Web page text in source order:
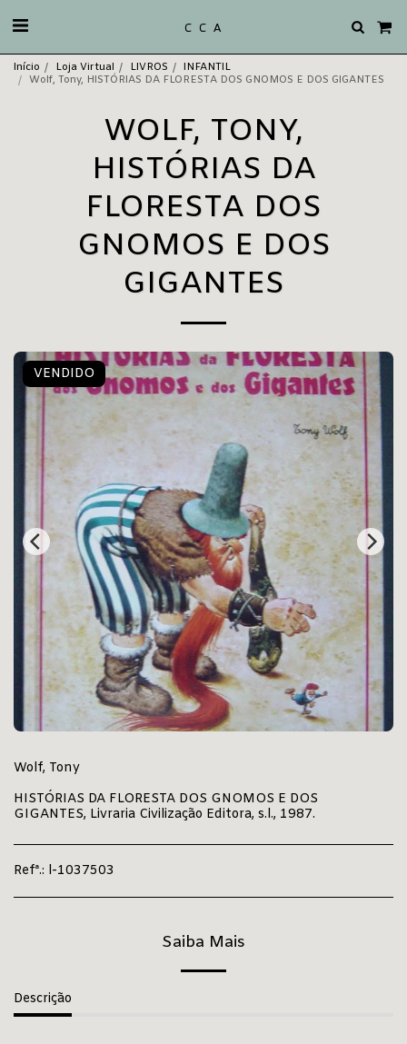
C C A
Início Loja Virtual LIVROS
INFANTIL
Wolf, Tony, HISTÓRIAS DA FLORESTA DOS GNOMOS E DOS GIGANTES
WOLF, TONY,
HISTÓRIAS DA
FLORESTA DOS
GNOMOS E DOS
GIGANTES
VENDIDO
Wolf, Tony
HISTÓRIAS DA FLORESTA DOS GNOMOS E DOS
GIGANTES, Livraria Civilização Editora, s.l., 1987.
Refª.: l-1037503
Saiba Mais
Descrição